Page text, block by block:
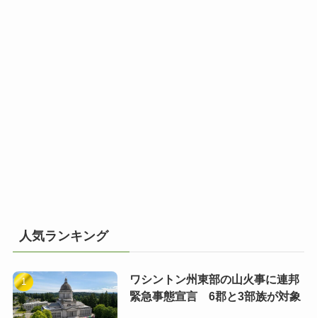
人気ランキング
ワシントン州東部の山火事に連邦
緊急事態宣言 6郡と3部族が対象